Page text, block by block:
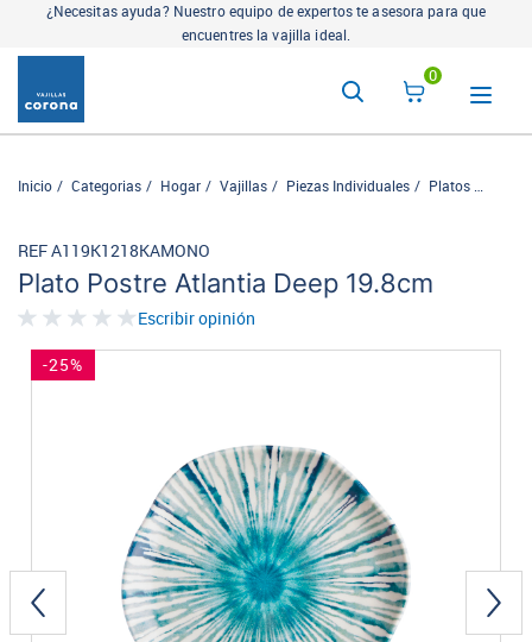
¿Necesitas ayuda? Nuestro equipo de expertos te asesora para que
encuentres la vajilla ideal.
0
Inicio Categorias Hogar Vajillas Piezas Individuales Platos
Plato Postre Atlantia Deep 19.8cm
REF A119K1218KAMONO
Escribir opinión
-25%